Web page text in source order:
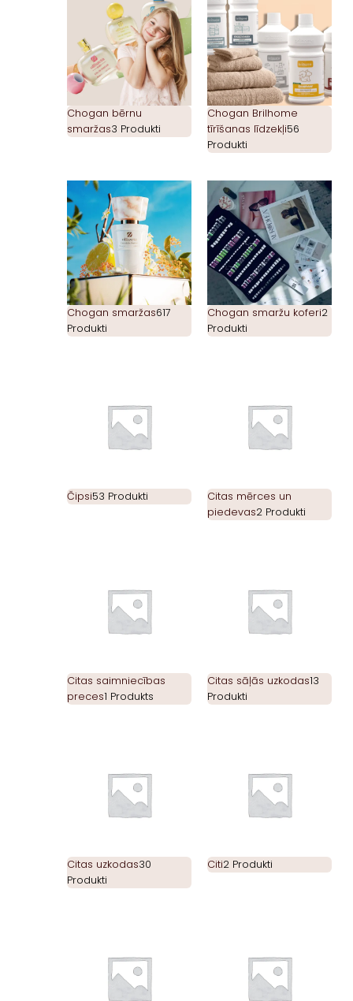
Chogan bērnu
smaržas3 Produkti
Chogan Brilhome
tīrīšanas līdzekļi56
Produkti
Chogan smaržas617
Produkti
Chogan smaržu koferi2
Produkti
Čipsi53 Produkti
Citas mērces un
piedevas2 Produkti
Citas saimniecības
preces1 Produkts
Citas sāļās uzkodas13
Produkti
Citas uzkodas30
Produkti
Citi2 Produkti